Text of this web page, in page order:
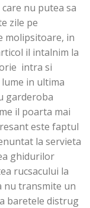
nu putea sa
zile pe
molipsitoare, in
il intalnim la
intra si
in ultima
garderoba
il poarta mai
este faptul
la servieta
ghidurilor
rucsacului la
nu transmite un
baretele distrug